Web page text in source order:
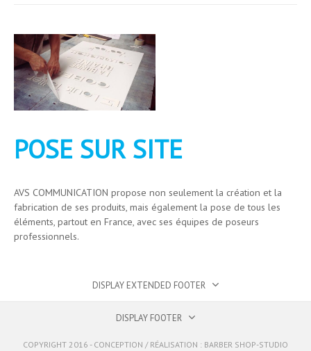
POSE SUR SITE
AVS COMMUNICATION propose non seulement la création et la
fabrication de ses produits, mais également la pose de tous les
éléments, partout en France, avec ses équipes de poseurs
professionnels.
DISPLAY EXTENDED FOOTER
DISPLAY FOOTER
COPYRIGHT 2016 - CONCEPTION / RÉALISATION : BARBER SHOP-STUDIO